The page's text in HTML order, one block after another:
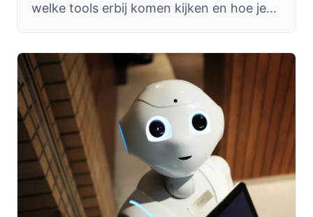
welke tools erbij komen kijken en hoe je